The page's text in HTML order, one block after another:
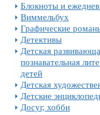
Блокноты и
Виммельбух
Графические
Детективы
Детская
познавательная
детей
Детская
Детские
Досуг, хобби